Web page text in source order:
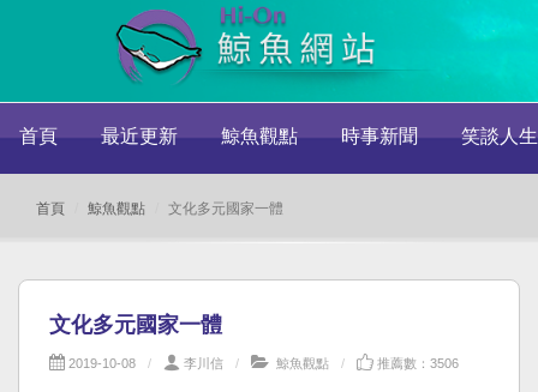
首頁 最近更新 鯨魚觀點 時事新聞 笑談人生
首頁 鯨魚觀點 文化多元國家一體
文化多元國家一體
2019-10-08 李川信 鯨魚觀點 推薦數：3506